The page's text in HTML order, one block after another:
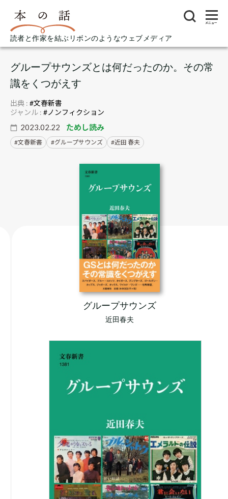
読者と作家を結ぶリボンのようなウェブメディア
メニュー
グループサウンズとは何だったのか。その常
識をくつがえす
2023.02.22 ためし読み
文春新書 グループサウンズ 近田 春夫
出典 : #文春新書
ジャンル : #ノンフィクション
グループサウンズ
近田春夫